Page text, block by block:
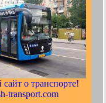
о транспорте!
transport.com